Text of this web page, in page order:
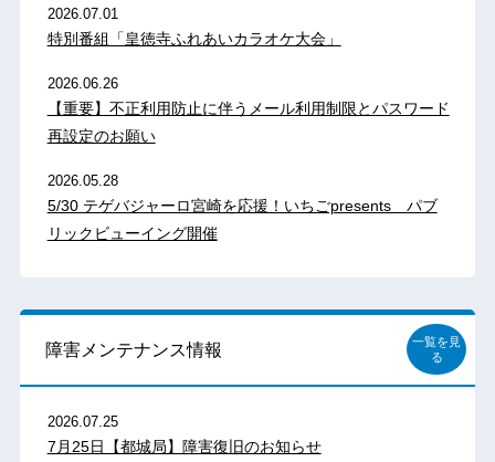
2026.07.01
特別番組「皇徳寺ふれあいカラオケ大会」
2026.06.26
【重要】不正利用防止に伴うメール利用制限とパスワード
再設定のお願い
2026.05.28
5/30 テゲバジャーロ宮崎を応援！いちごpresents パブ
リックビューイング開催
障害メンテナンス情報
一覧を見
る
2026.07.25
7月25日【都城局】障害復旧のお知らせ